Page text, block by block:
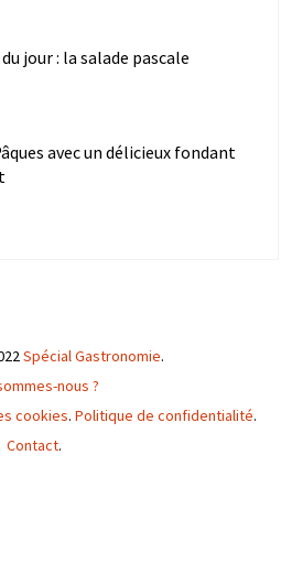
jour : la salade pascale
avec un délicieux fondant
Spécial Gastronomie.
nous ?
cookies. Politique de confidentialité.
Contact.